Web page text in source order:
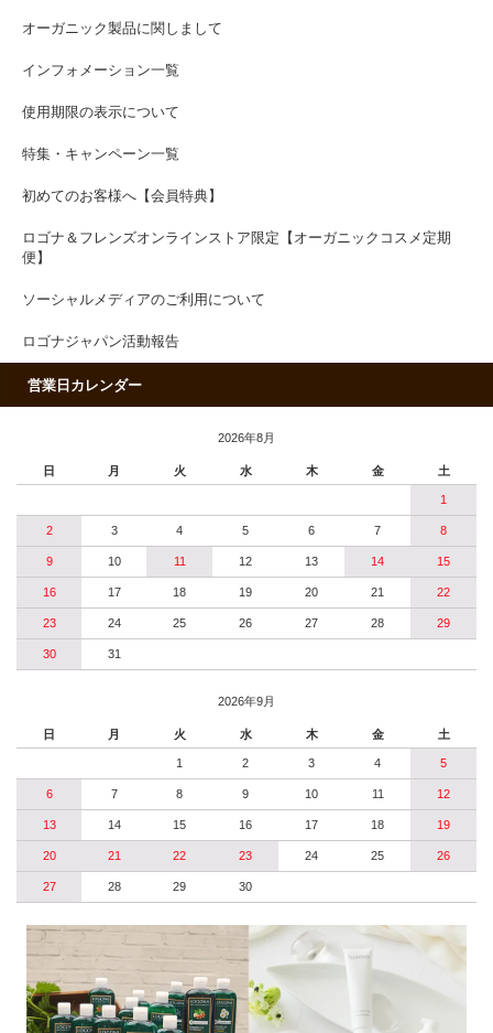
オーガニック製品に関しまして
インフォメーション一覧
使用期限の表示について
特集・キャンペーン一覧
初めてのお客様へ【会員特典】
ロゴナ＆フレンズオンラインストア限定【オーガニックコスメ定期
便】
ソーシャルメディアのご利用について
ロゴナジャパン活動報告
営業日カレンダー
2026年8月
日 月 火 水 木 金 土
1
2 3 4 5 6 7 8
9 10 11 12 13 14 15
16 17 18 19 20 21 22
23 24 25 26 27 28 29
30 31
2026年9月
日 月 火 水 木 金 土
1 2 3 4 5
6 7 8 9 10 11 12
13 14 15 16 17 18 19
20 21 22 23 24 25 26
27 28 29 30